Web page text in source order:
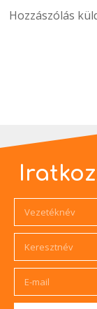
Hozzászólás